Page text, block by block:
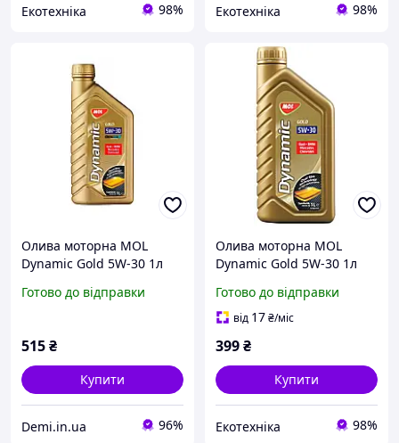
Екотехніка 98% Екотехніка 98%
Олива моторна MOL
Dynamic Gold 5W-30 1л
Готово до відправки
515₴
Купити
Demi.in.ua 96%
Олива моторна MOL
Dynamic Gold 5W-30 1л
Готово до відправки
від 17₴/міс
399₴
Купити
Екотехніка 98%